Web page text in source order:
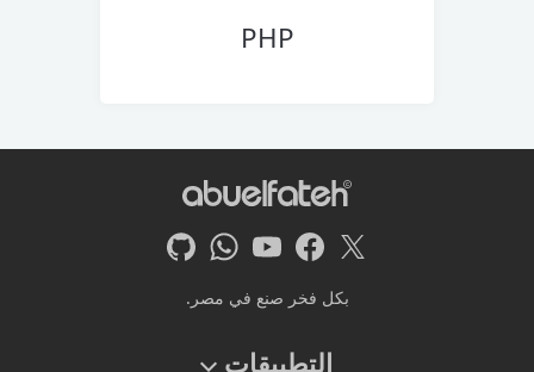
PHP
بكل فخر صنع في مصر.
التطبيقات